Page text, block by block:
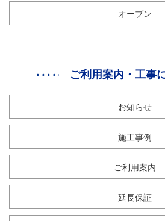
オーブン
ご利用案内・工事
お知らせ
施工事例
ご利用案内
延長保証